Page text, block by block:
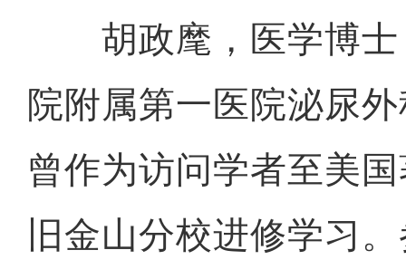
胡政麾，医学博士
院附属第一医院泌尿
曾作为访问学者至美
旧金山分校进修学习